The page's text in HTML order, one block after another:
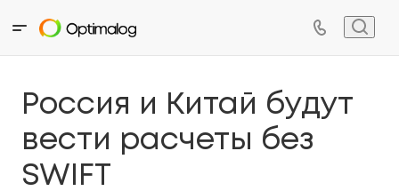
Россия и Китай будут
вести расчеты без
SWIFT